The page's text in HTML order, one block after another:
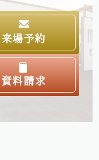
来場予約
資料請求